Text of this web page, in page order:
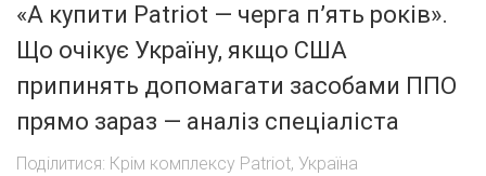
«А купити Patriot — черга п’ять років».
Що очікує Україну, якщо США
припинять допомагати засобами ППО
прямо зараз — аналіз спеціаліста
Поділитися: Крім комплексу Patriot, Україна